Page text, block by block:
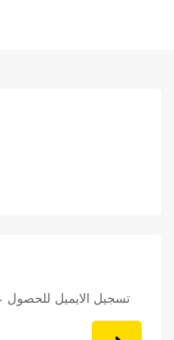
تسجيل الايميل